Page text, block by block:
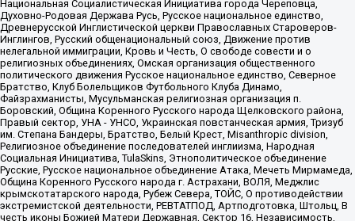
Национальная Социалистическая Инициатива города Череповца,
Духовно-Родовая Держава Русь, Русское национальное единство,
Древнерусской Инглистической церкви Православных Староверов-
Инглингов, Русский общенациональный союз, Движение против
нелегальной иммиграции, Кровь и Честь, О свободе совести и о
религиозных объединениях, Омская организация общественного
политического движения Русское национальное единство, Северное
Братство, Клуб Болельщиков Футбольного Клуба Динамо,
Файзрахманисты, Мусульманская религиозная организация п.
Боровский, Община Коренного Русского народа Щелковского района,
Правый сектор, УНА - УНСО, Украинская повстанческая армия, Тризуб
им. Степана Бандеры, Братство, Белый Крест, Misanthropic division,
Религиозное объединение последователей инглиизма, Народная
Социальная Инициатива, TulaSkins, Этнополитическое объединение
Русские, Русское национальное объединение Атака, Мечеть Мирмамеда,
Община Коренного Русского народа г. Астрахани, ВОЛЯ, Меджлис
крымскотатарского народа, Рубеж Севера, ТОЙС, О противодействии
экстремистской деятельности, РЕВТАТПОД, Артподготовка, Штольц, В
честь иконы Божией Матери Державная, Сектор 16, Независимость,